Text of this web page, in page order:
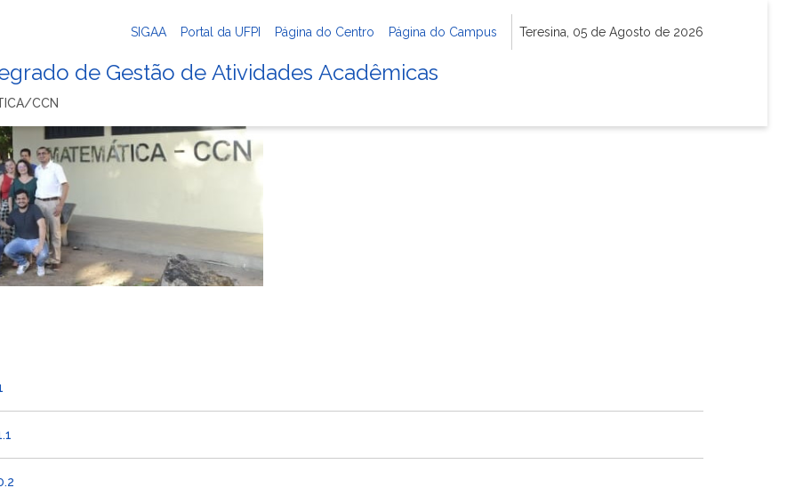
SIGAA Portal da UFPI Página do Centro Página do Campus Teresina, 05 de Agosto de 2026
de Gestão de Atividades Acadêmicas
CCN